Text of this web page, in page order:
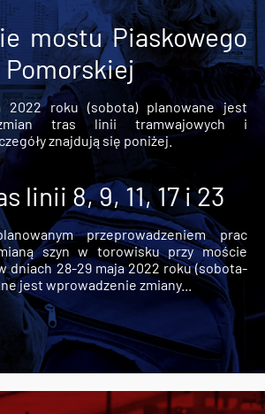
mostu Piaskowego
2022 roku (sobota) planowane jest
zmian tras linii tramwajowych i
znajdują się poniżej.
linii 8, 9, 11, 17 i 23
przeprowadzeniem prac
szyn w torowisku przy moście
dniach 28-29 maja 2022 roku (sobota-
jest wprowadzenie zmiany...